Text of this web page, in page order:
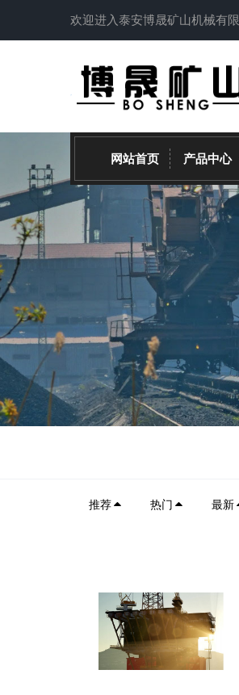
欢迎进入泰安博晟矿山机械有
网站首页 产品中心
推荐 热门 最新